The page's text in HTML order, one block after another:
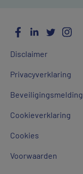
Algemene
Disclaimer
Privacyverklaring
Beveiligingsmelding
Cookieverklaring
Cookies
Voorwaarden
Social
Media
Facebook
LinkedInTwitter